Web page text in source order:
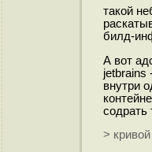
такой
билд-
А вот
jetbrains
внутри
содрать
>